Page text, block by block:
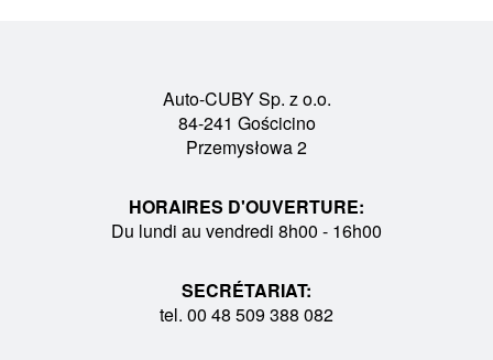
Auto-CUBY Sp. z o.o.
84-241 Gościcino
Przemysłowa 2
HORAIRES D'OUVERTURE:
Du lundi au vendredi 8h00 - 16h00
SECRÉTARIAT:
tel. 00 48 509 388 082